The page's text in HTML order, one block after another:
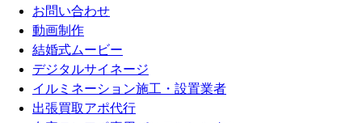
お問い合わせ
動画制作
結婚式ムービー
デジタルサイネージ
イルミネーション施工・設置業者
出張買取アポ代行